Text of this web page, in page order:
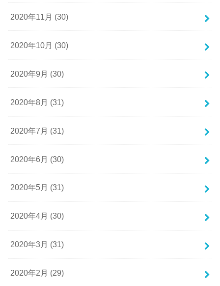
2020年11月 (30)
2020年10月 (30)
2020年9月 (30)
2020年8月 (31)
2020年7月 (31)
2020年6月 (30)
2020年5月 (31)
2020年4月 (30)
2020年3月 (31)
2020年2月 (29)